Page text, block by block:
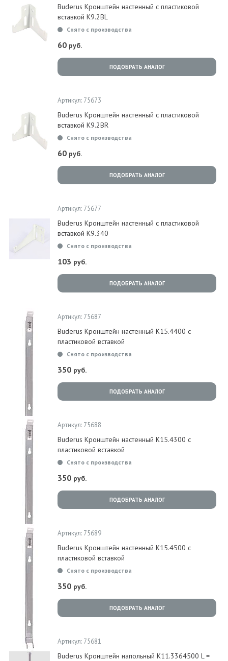
Buderus Кронштейн настенный с пластиковой
вставкой K9.2BL
Снято с производства
60 руб.
ПОДОБРАТЬ АНАЛОГ
Артикул: 75673
Buderus Кронштейн настенный с пластиковой
вставкой K9.2BR
Снято с производства
60 руб.
ПОДОБРАТЬ АНАЛОГ
Артикул: 75677
Buderus Кронштейн настенный с пластиковой
вставкой K9.340
Снято с производства
103 руб.
ПОДОБРАТЬ АНАЛОГ
Артикул: 75687
Buderus Кронштейн настенный K15.4400 с
пластиковой вставкой
Снято с производства
350 руб.
ПОДОБРАТЬ АНАЛОГ
Артикул: 75688
Buderus Кронштейн настенный K15.4300 с
пластиковой вставкой
Снято с производства
350 руб.
ПОДОБРАТЬ АНАЛОГ
Артикул: 75689
Buderus Кронштейн настенный K15.4500 с
пластиковой вставкой
Снято с производства
350 руб.
ПОДОБРАТЬ АНАЛОГ
Артикул: 75681
Buderus Кронштейн напольный K11.3364500 L =